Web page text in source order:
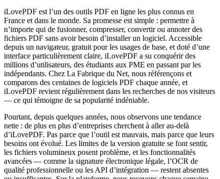
iLovePDF est l’un des outils PDF en ligne les plus connus en
France et dans le monde. Sa promesse est simple : permettre à
n’importe qui de fusionner, compresser, convertir ou annoter des
fichiers PDF sans avoir besoin d’installer un logiciel. Accessible
depuis un navigateur, gratuit pour les usages de base, et doté d’une
interface particulièrement claire, iLovePDF a su conquérir des
millions d’utilisateurs, des étudiants aux PME en passant par les
indépendants. Chez La Fabrique du Net, nous référençons et
comparons des centaines de logiciels PDF chaque année, et
iLovePDF revient régulièrement dans les recherches de nos visiteurs
— ce qui témoigne de sa popularité indéniable.
Pourtant, depuis quelques années, nous observons une tendance
nette : de plus en plus d’entreprises cherchent à aller au-delà
d’iLovePDF. Pas parce que l’outil est mauvais, mais parce que leurs
besoins ont évolué. Les limites de la version gratuite se font sentir,
les fichiers volumineux posent problème, et les fonctionnalités
avancées — comme la signature électronique légale, l’OCR de
qualité professionnelle ou les API d’intégration — restent absentes